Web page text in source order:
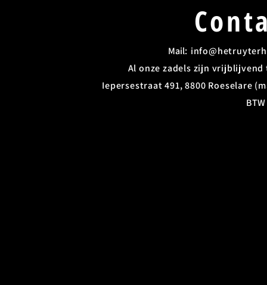
Mail: ​
Al onze zadels zijn
Iepersestraat 491, 8800 Roeselare